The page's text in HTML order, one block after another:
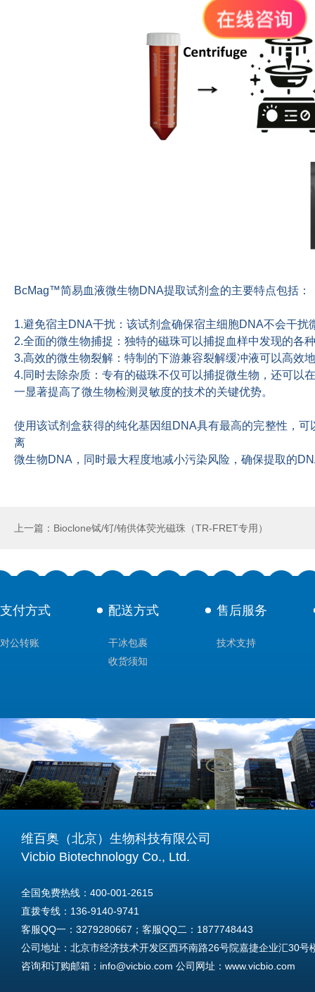
BcMag™简易血液微生物DNA提取试剂盒的主要特点包括：
1.避免宿主DNA干扰：该试剂盒确保宿主细胞DNA不会干
2.全面的微生物捕捉：独特的磁珠可以捕捉血样中发现的各
3.高效的微生物裂解：特制的下游兼容裂解缓冲液可以高效
4.同时去除杂质：专有的磁珠不仅可以捕捉微生物，还可以
一显著提高了微生物检测灵敏度的技术的关键优势。
使用该试剂盒获得的纯化基因组DNA具有最高的完整性，
离
微生物DNA，同时最大程度地减小污染风险，确保提取的
上一篇：Bioclone铽/钌/铕供体荧光磁珠（TR-FRET专用）
支付方式
对公转账
配送方式
干冰包裹
收货须知
售后服务
技术支持
维百奥（北京）生物科技有限公司
Vicbio Biotechnology Co., Ltd.
全国免费热线：400-001-2615
直拨专线：136-9140-9741
客服QQ一：3279280667；客服QQ二：1877748443
公司地址：北京市经济技术开发区西环南路26号院嘉捷企业汇30号
咨询和订购邮箱：info@vicbio.com 公司网址：www.vicbio.com